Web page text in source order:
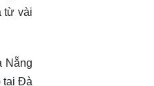
từ vài
Nẵng
tại Đà